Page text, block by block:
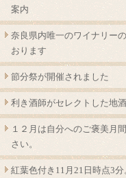
案内
奈良県内唯一のワイナリー
おります
節分祭が開催されました
利き酒師がセレクトした地
１２月は自分へのご褒美月
さい。
紅葉色付き11月21日時点3